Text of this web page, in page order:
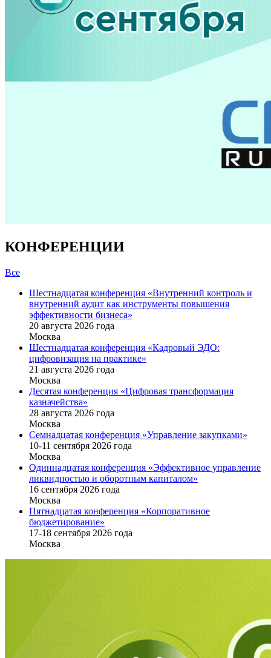
КОНФЕРЕНЦИИ
Все
Шестнадцатая конференция «Внутренний контроль и
внутренний аудит как инструменты повышения
эффективности бизнеса»
20 августа 2026 года
Москва
Шестнадцатая конференция «Кадровый ЭДО:
цифровизация на практике»
21 августа 2026 года
Москва
Десятая конференция «Цифровая трансформация
казначейства»
28 августа 2026 года
Москва
Семнадцатая конференция «Управление закупками»
10-11 сентября 2026 года
Москва
Одиннадцатая конференция «Эффективное управление
ликвидностью и оборотным капиталом»
16 cентября 2026 года
Москва
Пятнадцатая конференция «Корпоративное
бюджетирование»
17-18 сентября 2026 года
Москва